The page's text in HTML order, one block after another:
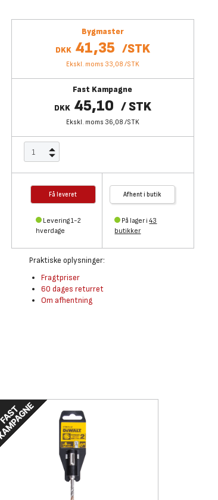
Bygmaster
DKK 41,35 /STK
Ekskl. moms 33,08 /STK
Fast Kampagne
DKK 45,10 /STK
Ekskl. moms 36,08 /STK
Få leveret
Levering 1-2
hverdage
Afhent i butik
På lager i43
butikker
Praktiske oplysninger:
Fragtpriser
60 dages returret
Om afhentning